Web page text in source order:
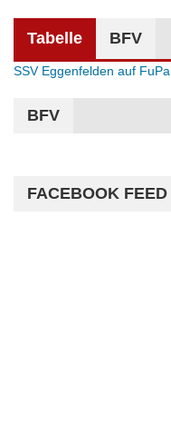
Tabelle BFV
SSV Eggenfelden auf FuPa
BFV
FACEBOOK FEED